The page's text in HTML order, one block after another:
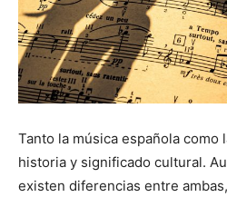
Tanto la música española como
historia y significado cultural.
existen diferencias entre